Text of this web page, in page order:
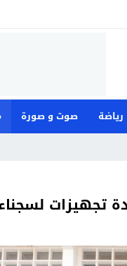
رياضة صوت و صورة
ما وصفته _
تجهيزات